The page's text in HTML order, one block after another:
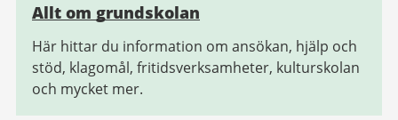
Allt om grundskolan
Här hittar du information om ansökan, hjälp och
stöd, klagomål, fritidsverksamheter, kulturskolan
och mycket mer.